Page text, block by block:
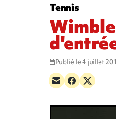
Tennis
Publié le 4 juillet